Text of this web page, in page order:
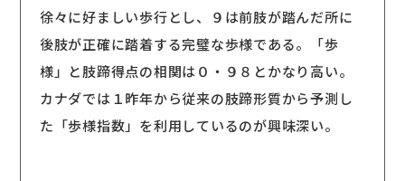
徐々に好ましい歩行とし、９は前肢が踏んだ所に
後肢が正確に踏着する完璧な歩様である。「歩
様」と肢蹄得点の相関は０・９８とかなり高い。
カナダでは１昨年から従来の肢蹄形質から予測し
た「歩様指数」を利用しているのが興味深い。